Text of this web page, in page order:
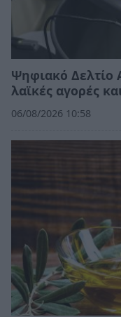
Ψηφιακό Δελτίο
λαϊκές αγορές
06/08/2026 10:58